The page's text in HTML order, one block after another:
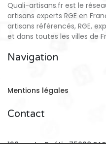
Quali-artisans.fr est le
artisans experts RGE en
artisans référencés, RGE,
et dans toutes les villes de
Navigation
Mentions légales
Contact